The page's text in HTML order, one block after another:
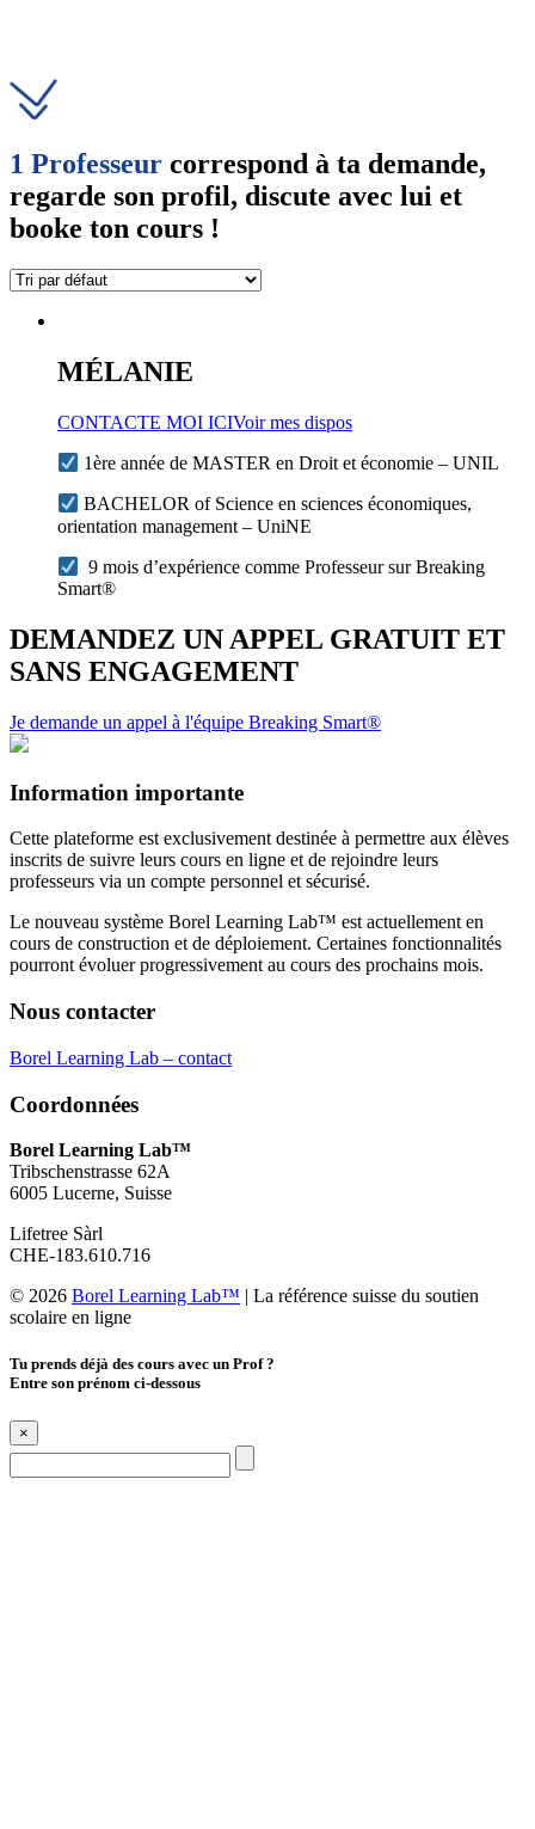
1 Professeur correspond à ta demande,
regarde son profil, discute avec lui et
booke ton cours !
MÉLANIE
CONTACTE MOI ICIVoir mes dispos
1ère année de MASTER en Droit et économie – UNIL
BACHELOR of Science en sciences économiques,
orientation management – UniNE
9 mois d’expérience comme Professeur sur Breaking
Smart®
DEMANDEZ UN APPEL GRATUIT ET
SANS ENGAGEMENT
Je demande un appel à l'équipe Breaking Smart®
Information importante
Cette plateforme est exclusivement destinée à permettre aux élèves
inscrits de suivre leurs cours en ligne et de rejoindre leurs
professeurs via un compte personnel et sécurisé.
Le nouveau système Borel Learning Lab™ est actuellement en
cours de construction et de déploiement. Certaines fonctionnalités
pourront évoluer progressivement au cours des prochains mois.
Nous contacter
Borel Learning Lab – contact
Coordonnées
Borel Learning Lab™
Tribschenstrasse 62A
6005 Lucerne, Suisse
Lifetree Sàrl
CHE-183.610.716
© 2026 Borel Learning Lab™ | La référence suisse du soutien
scolaire en ligne
Tu prends déjà des cours avec un Prof ?
Entre son prénom ci-dessous
×